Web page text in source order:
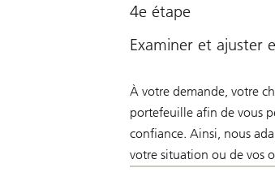
4e étape
Examiner et ajuster
À votre demande, votre
portefeuille afin de vous
confiance. Ainsi, nous
votre situation ou de vos